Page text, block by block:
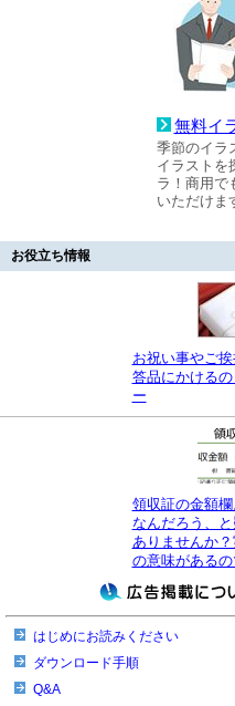
無料イ
季節のイラ
イラストを
ラ！商用で
いただけま
お役立ち情報
お祝い事やご
答品にかける
ー
領収証の金額
なんだろう、
ありませんか？
の意味があるの
はじめにお読みください
ダウンロード手順
Q&A